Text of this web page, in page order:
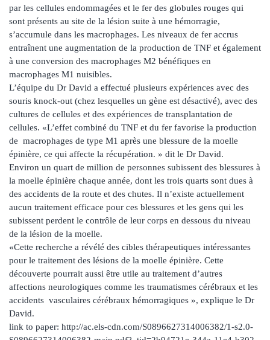
par les cellules endommagées et le fer des globules rouges qui
sont présents au site de la lésion suite à une hémorragie,
s’accumule dans les macrophages. Les niveaux de fer accrus
entraînent une augmentation de la production de TNF et également
à une conversion des macrophages M2 bénéfiques en
macrophages M1 nuisibles.
L’équipe du Dr David a effectué plusieurs expériences avec des
souris knock-out (chez lesquelles un gène est désactivé), avec des
cultures de cellules et des expériences de transplantation de
cellules. «L’effet combiné du TNF et du fer favorise la production
de macrophages de type M1 après une blessure de la moelle
épinière, ce qui affecte la récupération. » dit le Dr David.
Environ un quart de million de personnes subissent des blessures à
la moelle épinière chaque année, dont les trois quarts sont dues à
des accidents de la route et des chutes. Il n’existe actuellement
aucun traitement efficace pour ces blessures et les gens qui les
subissent perdent le contrôle de leur corps en dessous du niveau
de la lésion de la moelle.
«Cette recherche a révélé des cibles thérapeutiques intéressantes
pour le traitement des lésions de la moelle épinière. Cette
découverte pourrait aussi être utile au traitement d’autres
affections neurologiques comme les traumatismes cérébraux et les
accidents vasculaires cérébraux hémorragiques », explique le Dr
David.
link to paper: http://ac.els-cdn.com/S0896627314006382/1-s2.0-